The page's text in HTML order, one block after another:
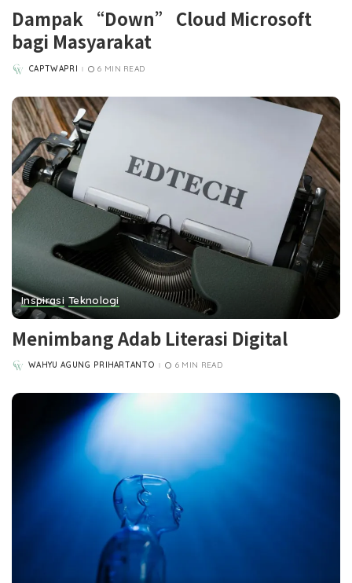
Dampak “Down” Cloud Microsoft
bagi Masyarakat
POSTEDCAPTWAPRI 6 MIN READ
Inspirasi Teknologi
Menimbang Adab Literasi Digital
POSTED
WAHYU AGUNG PRIHARTANTO 6 MIN READ